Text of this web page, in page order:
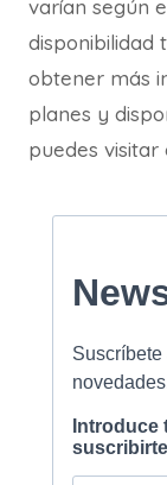
varían según
disponibilidad
obtener más
planes y
puedes visitar